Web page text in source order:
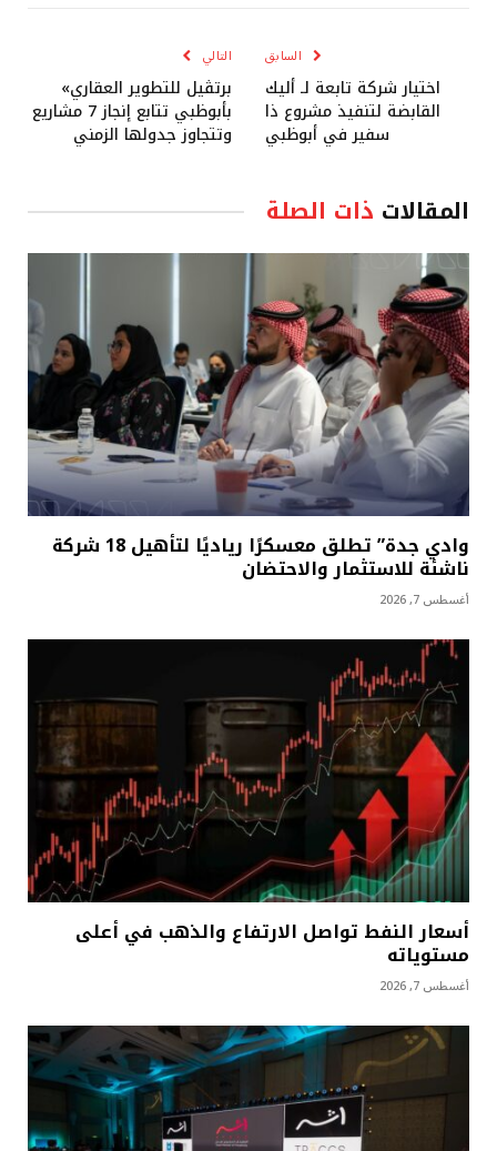
السابق
اختيار شركة تابعة لـ أليك
القابضة لتنفيذ مشروع ذا
سفير في أبوظبي
التالي
برتڤيل للتطوير العقاري»
بأبوظبي تتابع إنجاز 7 مشاريع
وتتجاوز جدولها الزمني
المقالات ذات الصلة
وادي جدة” تطلق معسكرًا رياديًا لتأهيل 18 شركة
ناشئة للاستثمار والاحتضان
أغسطس 7, 2026
أسعار النفط تواصل الارتفاع والذهب في أعلى
مستوياته
أغسطس 7, 2026